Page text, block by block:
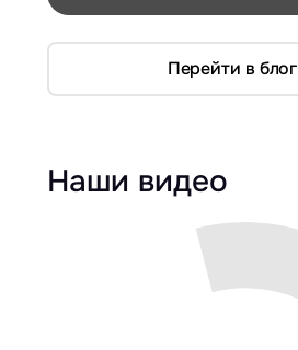
Перейти в блог
Наши видео